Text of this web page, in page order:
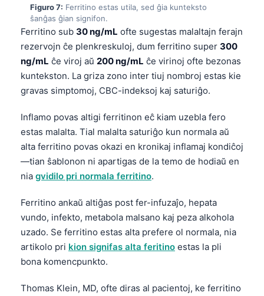
Figuro 7: Ferritino estas utila, sed ĝia kunteksto
ŝanĝas ĝian signifon.
Ferritino sub 30 ng/mL ofte sugestas malaltajn ferajn
rezervojn ĉe plenkreskuloj, dum ferritino super 300
ng/mL ĉe viroj aŭ 200 ng/mL ĉe virinoj ofte bezonas
kuntekston. La griza zono inter tiuj nombroj estas kie
gravas simptomoj, CBC-indeksoj kaj saturiĝo.
Inflamo povas altigi ferritinon eĉ kiam uzebla fero
estas malalta. Tial malalta saturiĝo kun normala aŭ
alta ferritino povas okazi en kronikaj inflamaj kondiĉoj
—tian ŝablonon ni apartigas de la temo de hodiaŭ en
nia gvidilo pri normala ferritino.
Ferritino ankaŭ altiĝas post fer-infuzaĵo, hepata
vundo, infekto, metabola malsano kaj peza alkohola
uzado. Se ferritino estas alta prefere ol normala, nia
artikolo pri kion signifas alta feritino estas la pli
bona komencpunkto.
Thomas Klein, MD, ofte diras al pacientoj, ke ferritino
Kiswahili
አማርኛ
Українська
O‘zbekcha
Català
Suomi
Hrvatski
Slovenčina
پښتو
සිංහල
অসমীয়া
Galego